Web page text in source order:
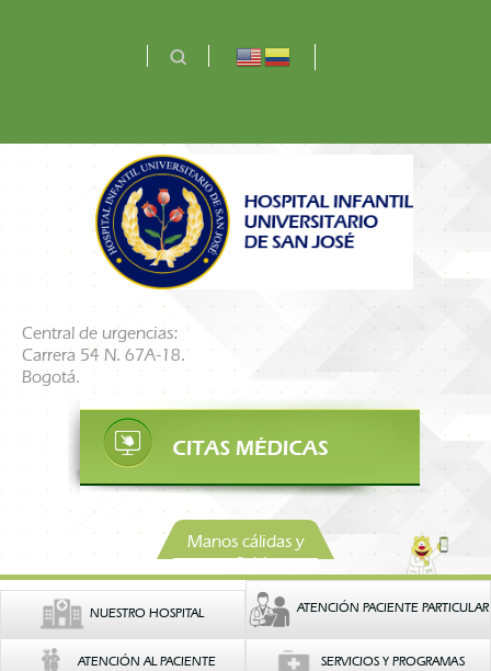
Central de urgencias:
Carrera 54 N. 67A-18.
Bogotá.
Manos cálidas y
confiables
NUESTRO HOSPITAL ATENCIÓN PACIENTE PARTICULAR
ATENCIÓN AL PACIENTE SERVICIOS Y PROGRAMAS